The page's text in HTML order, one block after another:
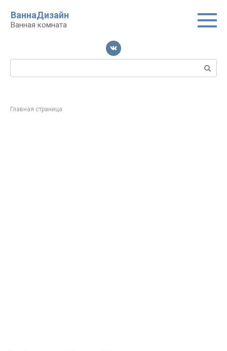
контенту
ВаннаДизайн
Ванная комната
Поиск:
Главная страница